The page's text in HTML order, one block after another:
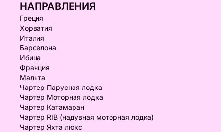
НАПРАВЛЕНИЯ
Греция
Хорватия
Италия
Барселона
Ибица
Франция
Мальта
Чартер Парусная лодка
Чартер Моторная лодка
Чартер Катамаран
Чартер RIB (надувная моторная лодка)
Чартер Яхта люкс